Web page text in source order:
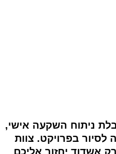
ניתוח השקעה אישי,
בפרויקט. צוות
אשדוד יחזור אליכם